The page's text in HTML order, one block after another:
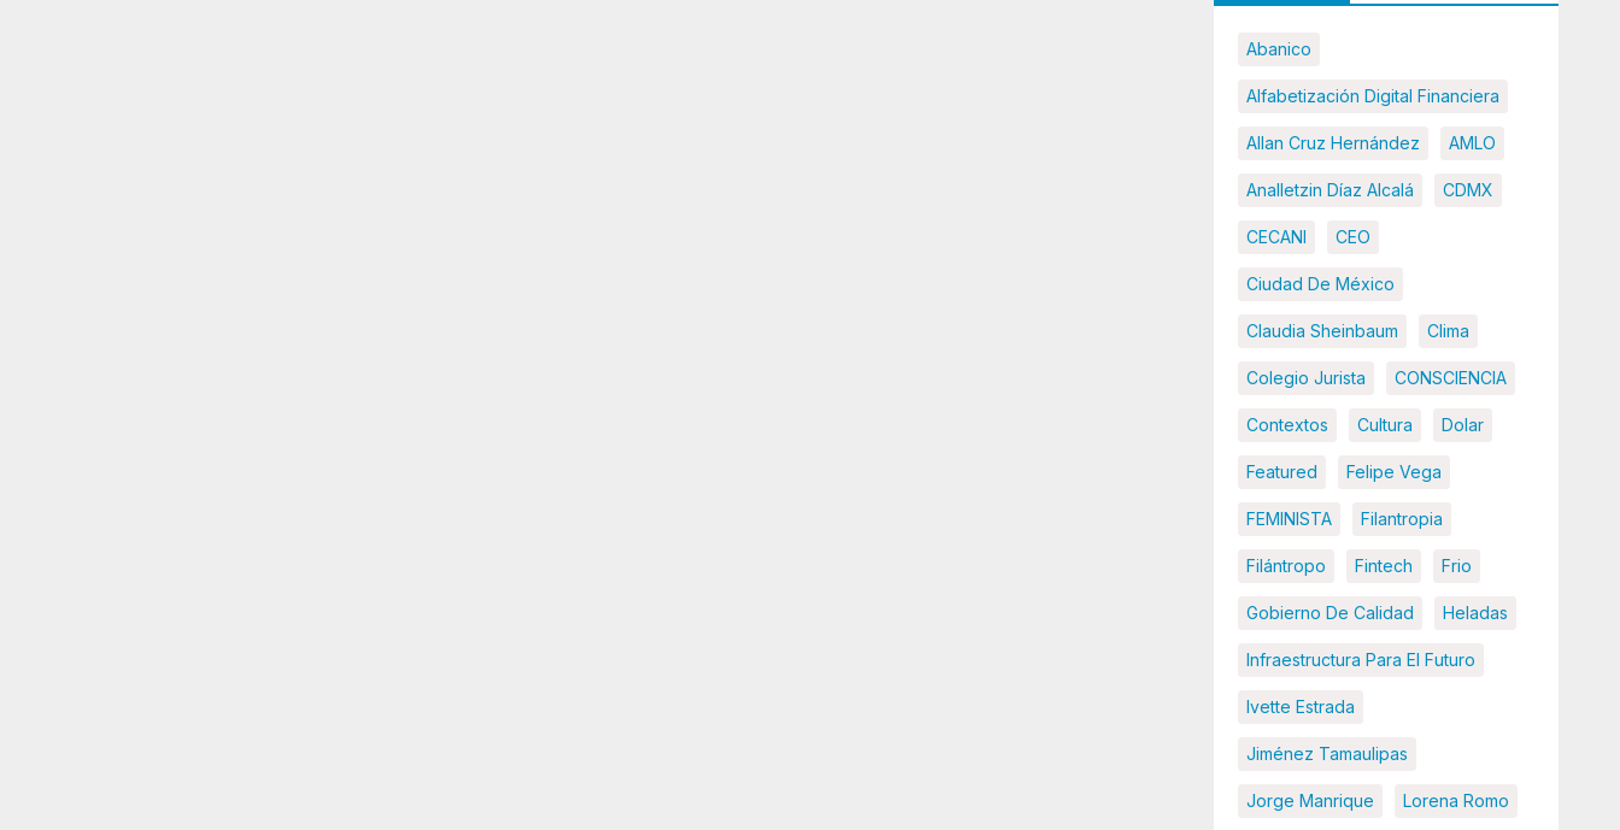
Abanico
Alfabetización Digital Financiera
Allan Cruz Hernández AMLO
Analletzin Díaz Alcalá CDMX
CECANI CEO
Ciudad De México
Claudia Sheinbaum Clima
Colegio Jurista CONSCIENCIA
Contextos Cultura Dolar
Featured Felipe Vega
FEMINISTA Filantropia
Filántropo Fintech Frio
Gobierno De Calidad Heladas
Infraestructura Para El Futuro
Ivette Estrada
Jiménez Tamaulipas
Jorge Manrique Lorena Romo